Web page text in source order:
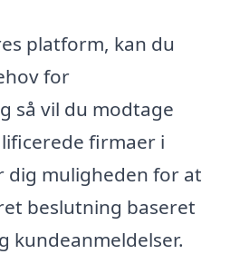
platform, kan du
for
så vil du modtage
firmaer i
dig muligheden for at
beslutning baseret
kundeanmeldelser.